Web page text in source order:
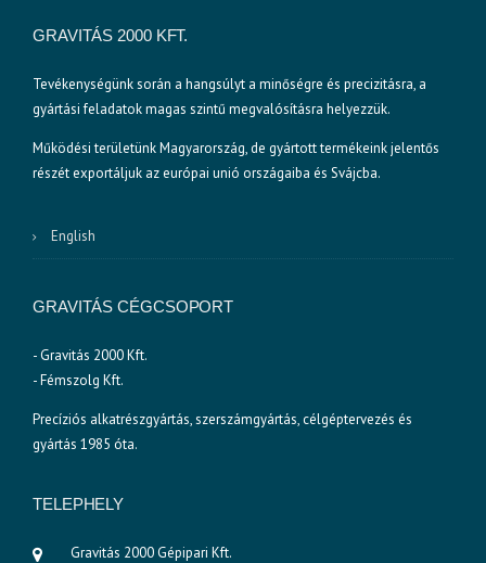
GRAVITÁS 2000 KFT.
Tevékenységünk során a hangsúlyt a minőségre és precizitásra, a
gyártási feladatok magas szintű megvalósításra helyezzük.
Működési területünk Magyarország, de gyártott termékeink jelentős
részét exportáljuk az európai unió országaiba és Svájcba.
English
GRAVITÁS CÉGCSOPORT
- Gravitás 2000 Kft.
- Fémszolg Kft.
Precíziós alkatrészgyártás, szerszámgyártás, célgéptervezés és
gyártás 1985 óta.
TELEPHELY
Gravitás 2000 Gépipari Kft.